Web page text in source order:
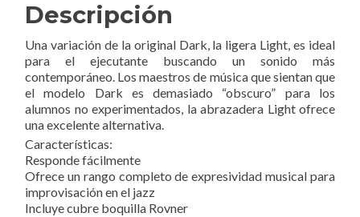
Descripción
Una variación de la original Dark, la ligera Light, es ideal
para el ejecutante buscando un sonido más
contemporáneo. Los maestros de música que sientan que
el modelo Dark es demasiado “obscuro” para los
alumnos no experimentados, la abrazadera Light ofrece
una excelente alternativa.
Características:
Responde fácilmente
Ofrece un rango completo de expresividad musical para
improvisación en el jazz
Incluye cubre boquilla Rovner